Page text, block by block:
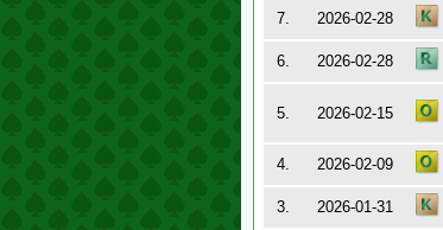
7. 2026-02-28
6. 2026-02-28
5. 2026-02-15
4. 2026-02-09
3. 2026-01-31